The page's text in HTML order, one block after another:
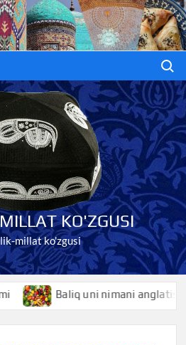
KO'ZGUSI
millat ko'zgusi
Baliq uni nimani anglatishini